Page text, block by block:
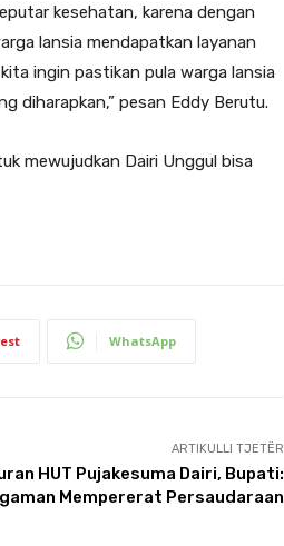
kesehatan, karena dengan
lansia mendapatkan layanan
ingin pastikan pula warga lansia
diharapkan,” pesan Eddy Berutu.
mewujudkan Dairi Unggul bisa
WhatsApp
ARTIKULLI TJETËR
HUT Pujakesuma Dairi, Bupati:
Mempererat Persaudaraan